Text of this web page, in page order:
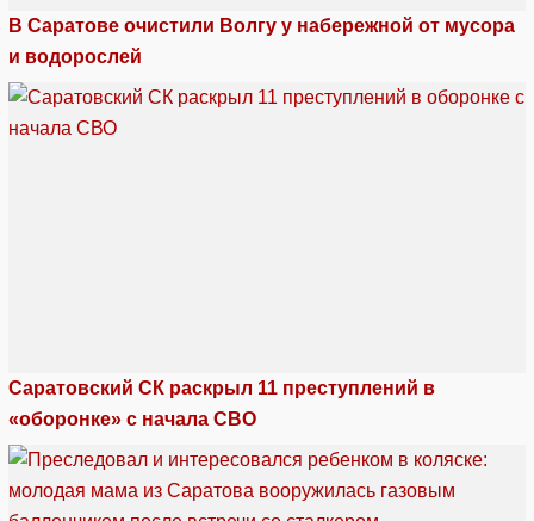
В Саратове очистили Волгу у набережной от мусора
и водорослей
Саратовский СК раскрыл 11 преступлений в
«оборонке» с начала СВО